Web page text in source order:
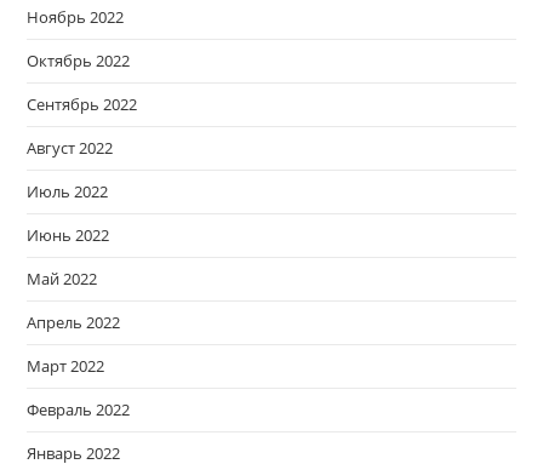
Ноябрь 2022
Октябрь 2022
Сентябрь 2022
Август 2022
Июль 2022
Июнь 2022
Май 2022
Апрель 2022
Март 2022
Февраль 2022
Январь 2022